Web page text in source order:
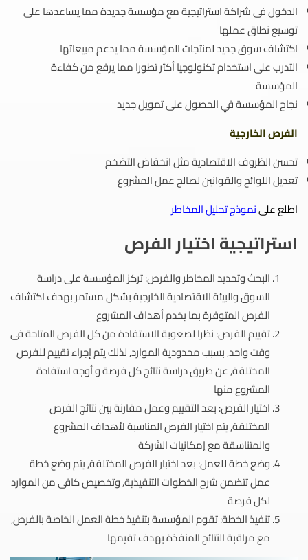
الدخول فى شراكة استراتيجية مع مؤسسة جديدة مما يساعدها على
توسيع نطاق عملها
اكتشاف سوق جديد لمنتجات المؤسسة مما يدعم مبيعاتها
التدرب على استخدام تكنولوجيا أكثر تطورا مما يرفع من كفاءة
المؤسسة
نجاح المؤسسة في الحصول على تمويل جديد
الفرص الخارجية
تحسن الظروف الاقتصادية مثل انخفاض التضخم
تعديل اللوائح والقوانين لصالح عمل المشروع
اطلع علىنموذج تحليل المخاطر
استراتيجية اختيار الفرص
البحث وتحديد المخاطر والفرص: تركز المؤسسة على دراسة
السوق والبيئة الاقتصادية الخارجية بشكل مستمر بهدف اكتشاف
الفرص المتوفرة بما يخدم أهداف المشروع
تقييم الفرص: نظرا لصعوبة الاستفادة من كل الفرص المتاحة فى
وقت واحد, بسبب محدودية الموارد, لذلك يتم إجراء تقييم للفرص
المختلفة, عن طريق دراسة نتائج كل فرصة و أوجه استفادة
المشروع منها
اختيار الفرص: بعد التقييم وعمل مقارنة بين نتائج الفرص
المختلفة, يتم اختيار الفرص المناسبة لأهداف المشروع
والمتناسقة مع إمكانيات الشركة
وضع خطة للعمل: بعد اختبار الفرص المختلفة, يتم وضع خطة
عمل تتضمن شرح الخطوات التنفيذية, وتخصيص كافى من الموارد
لكل فرصة
تنفيذ الخطة: تقوم المؤسسة بتنفيذ خطة العمل الخاصة بالفرص,
مع مراقبة النتائج المنفذة بهدف تقيمها